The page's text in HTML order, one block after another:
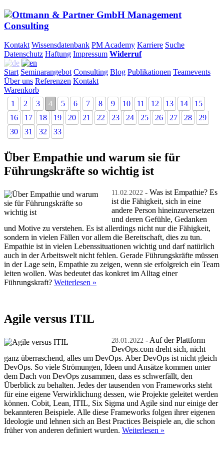
Kontakt Wissensdatenbank PM Academy Karriere Suche
Datenschutz Haftung Impressum Widerruf
Start Seminarangebot Consulting Blog Publikationen Teamevents
Über uns Referenzen Kontakt
Warenkorb
1
2 3 4 5 6 7 8 9 10 11 12 13 14
15
16
17 18 19 20 21 22 23 24 25 26 27 28
29
30
31 32 33
Über Empathie und warum sie für
Führungskräfte so wichtig ist
11.02.2022 - Was ist Empathie? Es
ist die Fähigkeit, sich in eine
andere Person hineinzuversetzen
und deren Gefühle, Gedanken
und Motive zu verstehen. Es ist allerdings nicht nur die Fähigkeit,
sondern in vielen Fällen vor allem die Bereitschaft, dies zu tun.
Empathie ist in vielen Lebenssituationen wichtig und darf natürlich
auch in der Arbeitswelt nicht fehlen. Gerade Führungskräfte müssen
in der Lage sein, Empathie zu zeigen, wenn sie erfolgreich ein Team
leiten wollen. Was bedeutet das konkret im Alltag einer
Führungskraft? Weiterlesen »
Agile versus ITIL
28.01.2022 - Auf der Plattform
DevOps.com dreht sich, nicht
ganz überraschend, alles um DevOps. Aber DevOps ist nicht gleich
DevOps. So viele Strömungen, Ideen und Ansätze kommen unter
dem Dach von DevOps zusammen, dass es schwerfällt, den
Überblick zu behalten. Jedes der tausenden von Frameworks steht
für eine eigene Verwirklichung dessen, wie Projekte geleitet werden
können. Cobit, Lean, ITIL, Six Sigma und Agile sind nur einige der
bekannteren Beispiele. Alle diese Frameworks folgen ihrer eigenen
Ideologie und lehnen sich an Best Practices Beispiele an, die schon
früher von anderen definiert wurden. Weiterlesen »